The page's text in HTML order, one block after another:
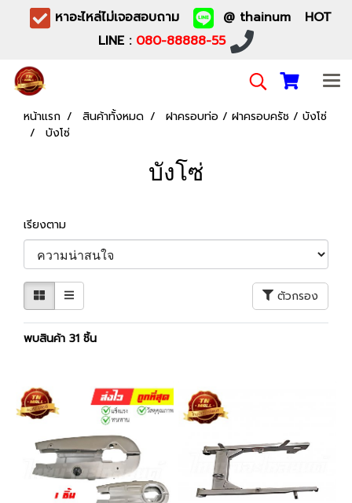
หาอะไหล่ไม่เจอสอบถาม
@ thainum HOT
LINE : 080-88888-55
หน้าแรก สินค้าทั้งหมด
ฝาครอบท่อ / ฝาครอบครัช / บังโซ่
บังโซ่
บังโซ่
เรียงตาม
ตัวกรอง
พบสินค้า 31 ชิ้น